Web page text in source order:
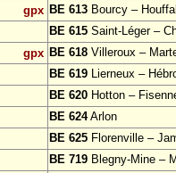
gpx BE 613 Bourcy –
BE 615 Saint-Léger –
gpx BE 618 Villeroux –
BE 619 Lierneux –
BE 620 Hotton –
BE 624Arlon
BE 625 Florenville –
BE 719 Blegny-Mine –